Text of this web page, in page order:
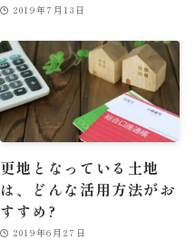
2019年7月13日
更地となっている土地
は、どんな活用方法がお
すすめ?
2019年6月27日